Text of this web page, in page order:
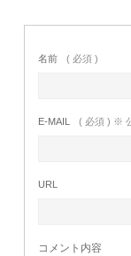
名前 ( 必須 )
E-MAIL ( 必須 ) ※
URL
コメント内容